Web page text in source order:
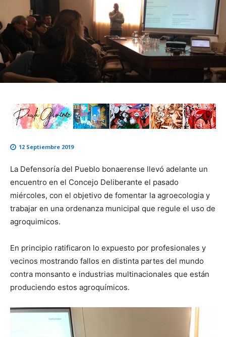
12 Septiembre 2019
La Defensoría del Pueblo bonaerense llevó adelante un
encuentro en el Concejo Deliberante el pasado
miércoles, con el objetivo de fomentar la agroecologia y
trabajar en una ordenanza municipal que regule el uso de
agroquimicos.
En principio ratificaron lo expuesto por profesionales y
vecinos mostrando fallos en distinta partes del mundo
contra monsanto e industrias multinacionales que están
produciendo estos agroquímicos.